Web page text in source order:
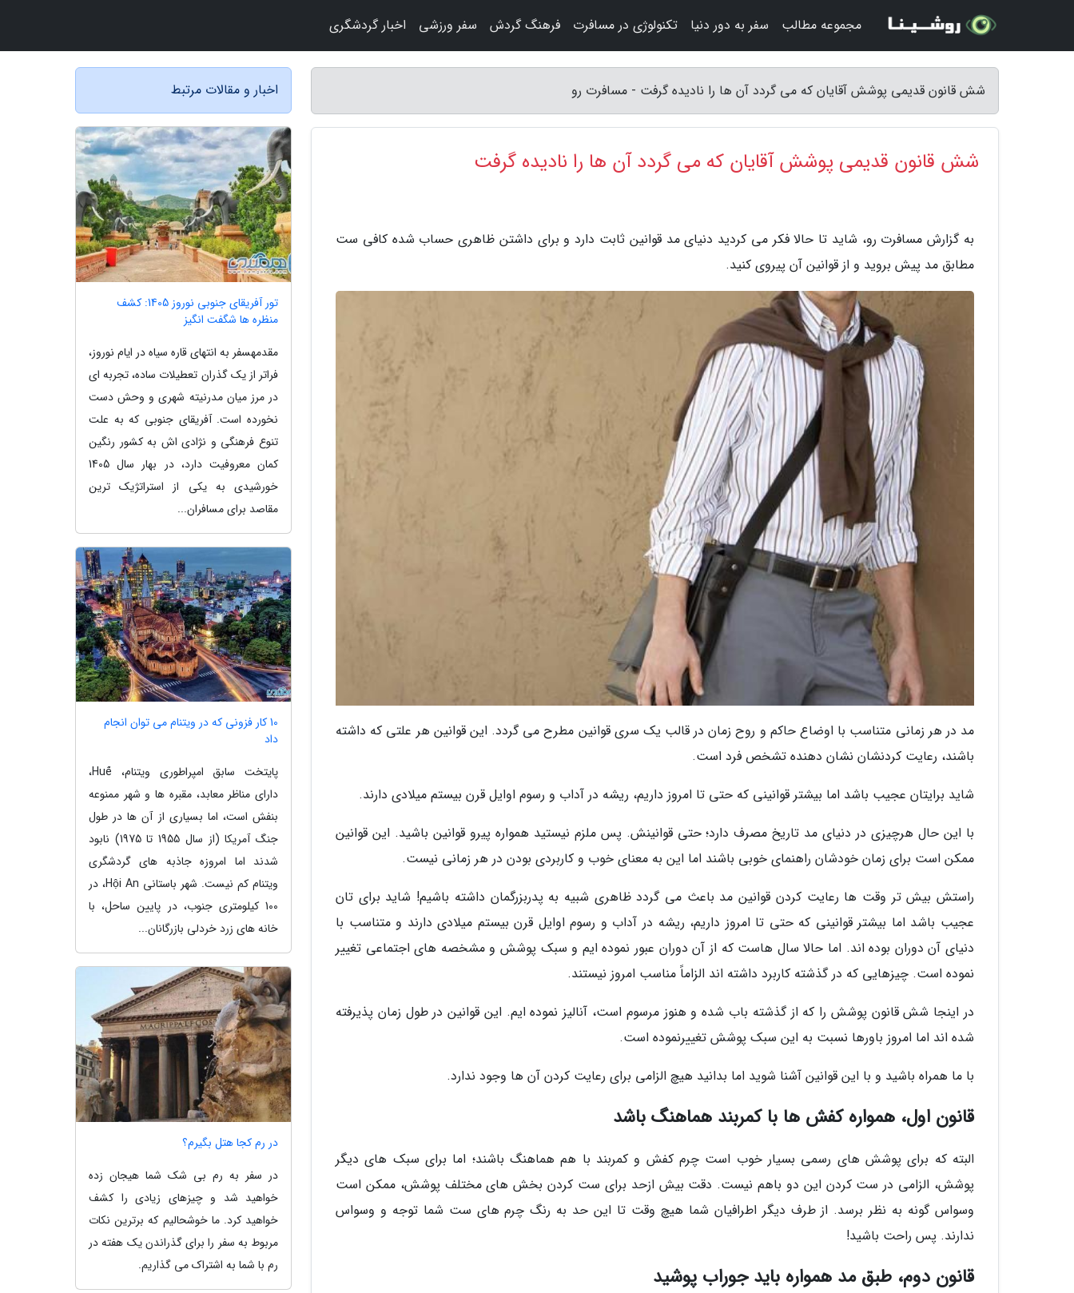
شش قانون قدیمی پوشش آقایان که می گردد آن ها را نادیده گرفت - مسافرت رو
شش قانون قدیمی پوشش آقایان که می گردد آن ها را نادیده گرفت
به گزارش مسافرت رو، شاید تا حالا فکر می کردید دنیای مد قوانین ثابت دارد و برای داشتن ظاهری حساب شده کافی ست
مطابق مد پیش بروید و از قوانین آن پیروی کنید.
مد در هر زمانی متناسب با اوضاع حاکم و روح زمان در قالب یک سری قوانین مطرح می گردد. این قوانین هر علتی که داشته
باشند، رعایت کردنشان نشان دهنده تشخص فرد است.
شاید برایتان عجیب باشد اما بیشتر قوانینی که حتی تا امروز داریم، ریشه در آداب و رسوم اوایل قرن بیستم میلادی دارند.
با این حال هرچیزی در دنیای مد تاریخ مصرف دارد؛ حتی قوانینش. پس ملزم نیستید همواره پیرو قوانین باشید. این قوانین
ممکن است برای زمان خودشان راهنمای خوبی باشند اما این به معنای خوب و کاربردی بودن در هر زمانی نیست.
راستش بیش تر وقت ها رعایت کردن قوانین مد باعث می گردد ظاهری شبیه به پدربزرگمان داشته باشیم! شاید برای تان
عجیب باشد اما بیشتر قوانینی که حتی تا امروز داریم، ریشه در آداب و رسوم اوایل قرن بیستم میلادی دارند و متناسب با
دنیای آن دوران بوده اند. اما حالا سال هاست که از آن دوران عبور نموده ایم و سبک پوشش و مشخصه های اجتماعی تغییر
نموده است. چیزهایی که در گذشته کاربرد داشته اند الزاماً مناسب امروز نیستند.
در اینجا شش قانون پوشش را که از گذشته باب شده و هنوز مرسوم است، آنالیز نموده ایم. این قوانین در طول زمان پذیرفته
شده اند اما امروز باورها نسبت به این سبک پوشش تغییرنموده است.
با ما همراه باشید و با این قوانین آشنا شوید اما بدانید هیچ الزامی برای رعایت کردن آن ها وجود ندارد.
قانون اول، همواره کفش ها با کمربند هماهنگ باشد
البته که برای پوشش های رسمی بسیار خوب است چرم کفش و کمربند با هم هماهنگ باشند؛ اما برای سبک های دیگر
پوشش، الزامی در ست کردن این دو باهم نیست. دقت بیش ازحد برای ست کردن بخش های مختلف پوشش، ممکن است
وسواس گونه به نظر برسد. از طرف دیگر اطرافیان شما هیچ وقت تا این حد به رنگ چرم های ست شما توجه و وسواس
ندارند. پس راحت باشید!
قانون دوم، طبق مد همواره باید جوراب پوشید
اخبار و مقالات مرتبط
تور آفریقای جنوبی نوروز 1405: کشف
منظره ها شگفت انگیز
مقدمهسفر به انتهای قاره سیاه در ایام نوروز،
فراتر از یک گذران تعطیلات ساده، تجربه ای
در مرز میان مدرنیته شهری و وحش دست
نخورده است. آفریقای جنوبی که به علت
تنوع فرهنگی و نژادی اش به کشور رنگین
کمان معروفیت دارد، در بهار سال 1405
خورشیدی به یکی از استراتژیک ترین
مقاصد برای مسافران...
10 کار فزونی که در ویتنام می توان انجام
داد
پایتخت سابق امپراطوری ویتنام، Huế،
دارای مناظر معابد، مقبره ها و شهر ممنوعه
بنفش است، اما بسیاری از آن ها در طول
جنگ آمریکا (از سال 1955 تا 1975) نابود
شدند اما امروزه جاذبه های گردشگری
ویتنام کم نیست. شهر باستانی Hội An، در
100 کیلومتری جنوب، در پایین ساحل، با
خانه های زرد خردلی بازرگانان...
در رم کجا هتل بگیرم؟
در سفر به رم بی شک شما هیجان زده
خواهید شد و چیزهای زیادی را کشف
خواهید کرد. ما خوشحالیم که برترین نکات
مربوط به سفر را برای گذراندن یک هفته در
رم با شما به اشتراک می گذاریم.
مجموعه مطالب سفر به دور دنیا تکنولوژی در مسافرت فرهنگ گردش سفر ورزشی اخبار گردشگری